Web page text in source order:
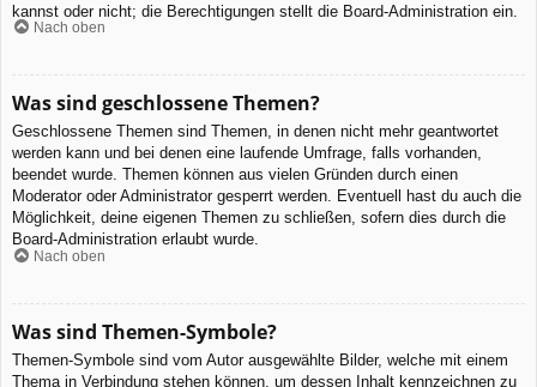
kannst oder nicht; die Berechtigungen stellt die Board-Administration ein.
Nach oben
Was sind geschlossene Themen?
Geschlossene Themen sind Themen, in denen nicht mehr geantwortet
werden kann und bei denen eine laufende Umfrage, falls vorhanden,
beendet wurde. Themen können aus vielen Gründen durch einen
Moderator oder Administrator gesperrt werden. Eventuell hast du auch die
Möglichkeit, deine eigenen Themen zu schließen, sofern dies durch die
Board-Administration erlaubt wurde.
Nach oben
Was sind Themen-Symbole?
Themen-Symbole sind vom Autor ausgewählte Bilder, welche mit einem
Thema in Verbindung stehen können, um dessen Inhalt kennzeichnen zu